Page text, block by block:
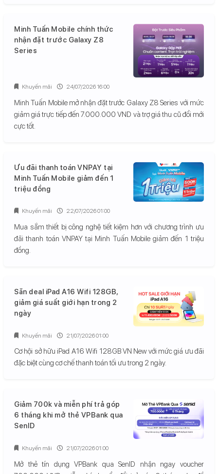
Minh Tuấn Mobile chính thức
nhận đặt trước Galaxy Z8
Series
Minh Tuấn Mobile mở nhận đặt trước Galaxy Z8 Series với mức
giảm giá trực tiếp đến 7.000.000 VND và trợ giá thu cũ đổi mới
cực tốt.
Khuyến mãi 24/07/2026 16:00
Ưu đãi thanh toán VNPAY tại
Minh Tuấn Mobile giảm đến 1
triệu đồng
Mua sắm thiết bị công nghệ tiết kiệm hơn với chương trình ưu
đãi thanh toán VNPAY tại Minh Tuấn Mobile giảm đến 1 triệu
đồng.
Khuyến mãi 22/07/2026 01:00
Săn deal iPad A16 Wifi 128GB,
giảm giá suất giới hạn trong 2
ngày
Cơ hội sở hữu iPad A16 Wifi 128GB VN New với mức giá ưu đãi
đặc biệt cùng cơ chế thanh toán tối ưu trong 2 ngày.
Khuyến mãi 21/07/2026 01:00
Giảm 700k và miễn phí trả góp
6 tháng khi mở thẻ VPBank qua
SenID
Mở thẻ tín dụng VPBank qua SenID nhận ngay voucher
Khuyến mãi 21/07/2026 01:00